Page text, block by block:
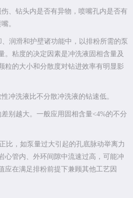
、钻头内是否有异物，喷嘴孔内是否有
。
润滑和护壁诸功能中，以排粉所需的泵
。粘度的决定因素是冲洗液固相含量及
粒的大小和分散度对钻进效率有明显影
冲洗液比不分散冲洗液的钻速低。
差别越大。一般应用固相含量<4%的不分
，如泵量过大引起的孔底脉动举离力
心管内、外环间隙中流速过高，可能冲
应在满足排粉前提下兼顾其他工艺因